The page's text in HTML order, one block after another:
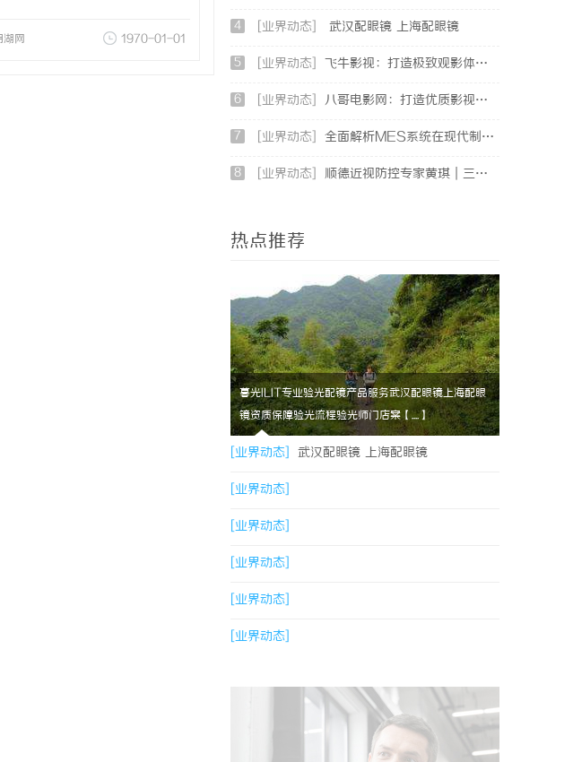
湖网 1970-01-01
4 [业界动态] 武汉配眼镜 上海配眼镜
5 [业界动态] 飞牛影视：打造极致观影体验的影视娱乐平台
6 [业界动态] 八哥电影网：打造优质影视资源共享平台的创新之路
7 [业界动态] 全面解析MES系统在现代制造业中的关键作用与应用前景
8 [业界动态] 顺德近视防控专家黄琪｜三甲眼科背景，青少年分层近视管理医
热点推荐
暮光ILIT专业验光配镜产品服务武汉配眼镜上海配眼
镜资质保障验光流程验光师门店案【....】
[业界动态] 武汉配眼镜 上海配眼镜
[业界动态]
[业界动态]
[业界动态]
[业界动态]
[业界动态]